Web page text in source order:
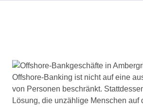
Offshore-Banking ist nicht auf eine
von Personen beschränkt.
Lösung, die unzählige Menschen auf